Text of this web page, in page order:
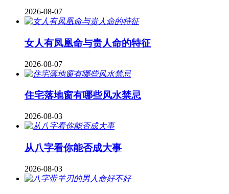
2026-08-07
女人有凤凰命与贵人命的特征
2026-08-07
住宅落地窗有哪些风水禁忌
2026-08-03
从八字看你能否成大事
2026-08-03